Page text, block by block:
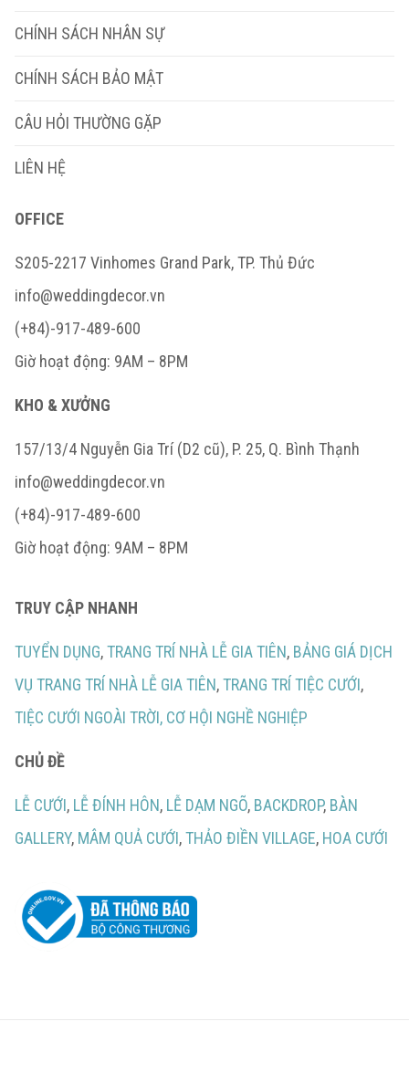
CHÍNH SÁCH NHÂN SỰ
CHÍNH SÁCH BẢO MẬT
CÂU HỎI THƯỜNG GẶP
LIÊN HỆ
OFFICE
S205-2217 Vinhomes Grand Park, TP. Thủ Đức
info@weddingdecor.vn
(+84)-917-489-600
Giờ hoạt động: 9AM – 8PM
KHO & XƯỞNG
157/13/4 Nguyễn Gia Trí (D2 cũ), P. 25, Q. Bình Thạnh
info@weddingdecor.vn
(+84)-917-489-600
Giờ hoạt động: 9AM – 8PM
TRUY CẬP NHANH
TUYỂN DỤNG,TRANG TRÍ NHÀ LỄ GIA TIÊN, BẢNG GIÁ DỊCH
VỤ TRANG TRÍ NHÀ LỄ GIA TIÊN,TRANG TRÍ TIỆC CƯỚI,
TIỆC CƯỚI NGOÀI TRỜI, CƠ HỘI NGHỀ NGHIỆP
CHỦ ĐỀ
LỄ CƯỚI, LỄ ĐÍNH HÔN, LỄ DẠM NGÕ, BACKDROP, BÀN
GALLERY, MÂM QUẢ CƯỚI,THẢO ĐIỀN VILLAGE, HOA CƯỚI